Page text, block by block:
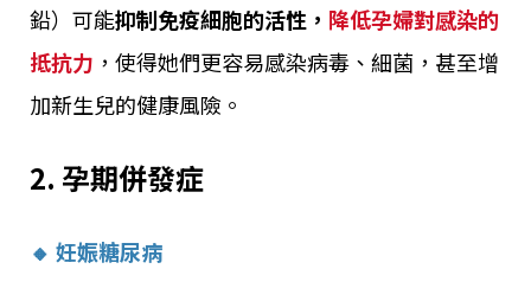
鉛）可能抑制免疫細胞的活性， 降低孕婦對感染的
抵抗力 ，使得她們更容易感染病毒、細菌，甚至增
加新生兒的健康風險。
2. 孕期併發症
🔸 妊娠糖尿病